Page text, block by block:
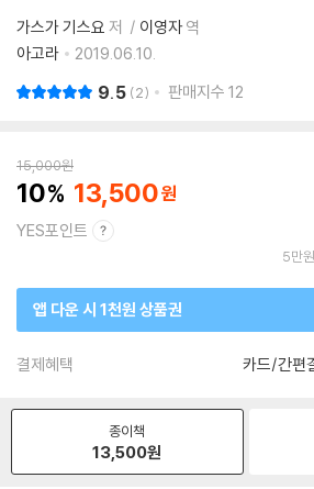
가스가 기스요 저 이영자역
아고라
2019.06.10.
9.5 2 판매지수 12
15,000원
10 13,500
YES포인트
5만
앱 다운 시 1천원 상품권
결제혜택 카드/간편
종이책
13,500원